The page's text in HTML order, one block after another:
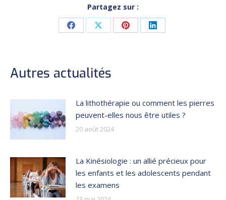
Partagez sur :
Share Share Share Share
Autres actualités
La lithothérapie ou comment les pierres
peuvent-elles nous être utiles ?
20 août 2024
La Kinésiologie : un allié précieux pour
les enfants et les adolescents pendant
les examens